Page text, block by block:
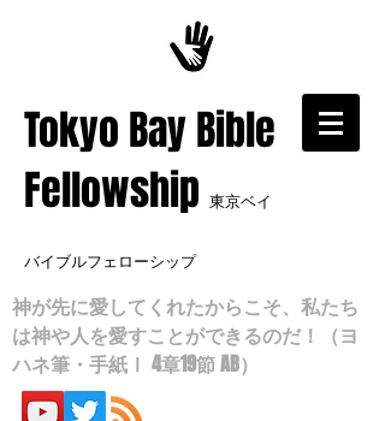
​Tokyo Bay Bible
Fellowship 東京ベイ
バイブルフェローシップ
神が先に愛してくれたからこそ、私たち
は神や人を愛すことができるのだ！（ヨ
ハネ筆・手紙Ⅰ 4章19節 AB）